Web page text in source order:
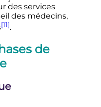
des services
des médecins,
[11].
de